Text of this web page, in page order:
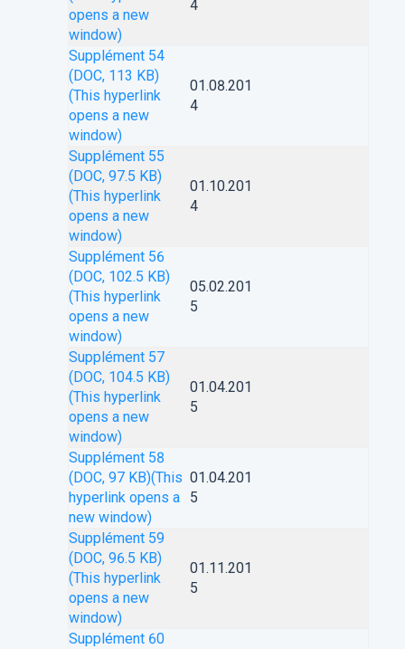
opens a new
window)
4
Supplément 54
(DOC, 113 KB)
(This hyperlink
opens a new
window)
01.08.201
4
Supplément 55
(DOC, 97.5 KB)
(This hyperlink
opens a new
window)
01.10.201
4
Supplément 56
(DOC, 102.5 KB)
(This hyperlink
opens a new
window)
05.02.201
5
Supplément 57
(DOC, 104.5 KB)
(This hyperlink
opens a new
window)
01.04.201
5
Supplément 58
(DOC, 97 KB)(This
hyperlink opens a
new window)
01.04.201
5
Supplément 59
(DOC, 96.5 KB)
(This hyperlink
opens a new
window)
01.11.201
5
Supplément 60